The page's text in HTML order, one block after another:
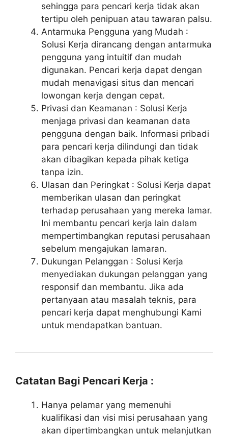
sehingga para pencari kerja tidak akan
tertipu oleh penipuan atau tawaran palsu.
Antarmuka Pengguna yang Mudah :
Solusi Kerja dirancang dengan antarmuka
pengguna yang intuitif dan mudah
digunakan. Pencari kerja dapat dengan
mudah menavigasi situs dan mencari
lowongan kerja dengan cepat.
Privasi dan Keamanan : Solusi Kerja
menjaga privasi dan keamanan data
pengguna dengan baik. Informasi pribadi
para pencari kerja dilindungi dan tidak
akan dibagikan kepada pihak ketiga
tanpa izin.
Ulasan dan Peringkat : Solusi Kerja dapat
memberikan ulasan dan peringkat
terhadap perusahaan yang mereka lamar.
Ini membantu pencari kerja lain dalam
mempertimbangkan reputasi perusahaan
sebelum mengajukan lamaran.
Dukungan Pelanggan : Solusi Kerja
menyediakan dukungan pelanggan yang
responsif dan membantu. Jika ada
pertanyaan atau masalah teknis, para
pencari kerja dapat menghubungi Kami
untuk mendapatkan bantuan.
Catatan Bagi Pencari Kerja :
Hanya pelamar yang memenuhi
kualifikasi dan visi misi perusahaan yang
akan dipertimbangkan untuk melanjutkan